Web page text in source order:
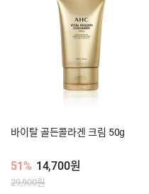
바이탈 골든콜라겐 크림 50g
51% 14,700원
29,900원